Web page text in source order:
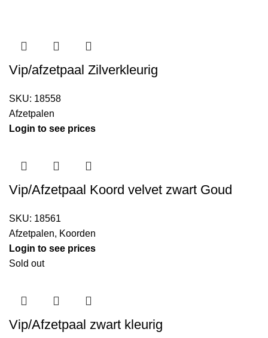
Vip/afzetpaal Zilverkleurig
SKU: 18558
Afzetpalen
Login to see prices
Vip/Afzetpaal Koord velvet zwart Goud
SKU: 18561
Afzetpalen, Koorden
Login to see prices
Sold out
Vip/Afzetpaal zwart kleurig